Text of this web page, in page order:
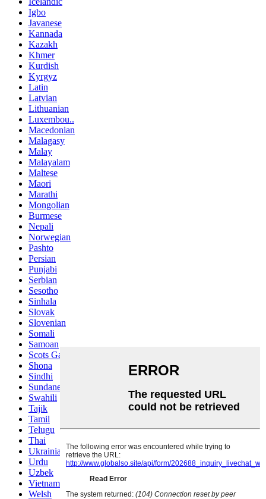
Igbo
Javanese
Kannada
Kazakh
Khmer
Kurdish
Kyrgyz
Latin
Latvian
Lithuanian
Luxembou..
Macedonian
Malagasy
Malay
Malayalam
Maltese
Maori
Marathi
Mongolian
Burmese
Nepali
Norwegian
Pashto
Persian
Punjabi
Serbian
Sesotho
Sinhala
Slovak
Slovenian
Somali
Samoan
Scots Gaelic
Shona
Sindhi
Sundanese
Swahili
Tajik
Tamil
Telugu
Thai
Ukrainian
Urdu
Uzbek
Vietnamese
Welsh